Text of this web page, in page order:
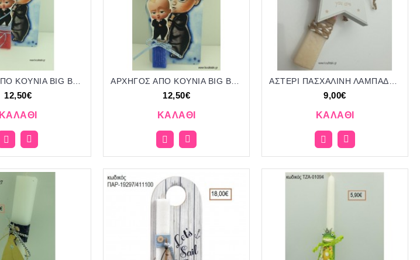
ΑΡΧΗΓΟΣ ΑΠΟ ΚΟΥΝΙΑ BIG BOSS ΞΥΛΙΝΟ ΠΑΣΧΑΛΙΝΗ ΛΑΜΠΑΔΑ ΣΕ ΞΥΛΙΝΗ ΠΛΑΤΗ ΜΕ ΣΧΕΔΙΟ ΑΡΧΗΓΟΣ ΑΠΟ ΚΟΥΝΙΑ BIG BOSS ΤΖΑ-01203 12.50€!!!
12,50€
ΚΑΛΆΘΙ
ΑΡΧΗΓΟΣ ΑΠΟ ΚΟΥΝΙΑ BIG BOSS ΞΥΛΙΝΟ ΠΑΣΧΑΛΙΝΗ ΛΑΜΠΑΔΑ ΣΕ ΞΥΛΙΝΗ ΠΛΑΤΗ ΜΕ ΣΧΕΔΙΟ ΑΡΧΗΓΟΣ ΑΠΟ ΚΟΥΝΙΑ BIG BOSS ΤΖΑ-01216 12.50€!!!
12,50€
ΚΑΛΆΘΙ
ΑΣΤΕΡΙ ΠΑΣΧΑΛΙΝΗ ΛΑΜΠΑΔΑ ΧΕΙΡΟΠΟΙΗΤΗ ΜΕ ΞΥΛΙΝΟ ΔΙΑΚΟΣΜΗΤΙΚΟ ΚΑΙ ΚΟΡΔΟΝΙΑ ΤΖΑ-01082/41082 9.00€!!!!
9,00€
ΚΑΛΆΘΙ